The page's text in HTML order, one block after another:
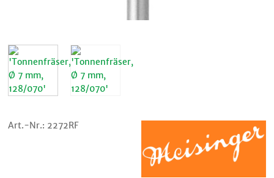
Art.-Nr.: 2272RF